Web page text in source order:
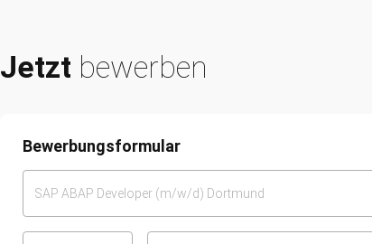
Jetzt bewerben
Bewerbungsformular